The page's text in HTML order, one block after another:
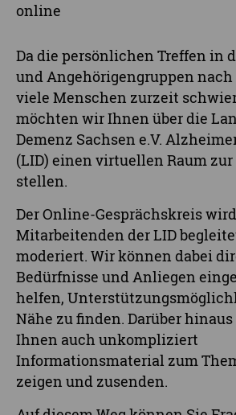
online
Da die persönlichen Treffen in
und Angehörigengruppen
viele Menschen zurzeit
möchten wir Ihnen über die
Demenz Sachsen e.V.
(LID) einen virtuellen Raum
stellen.
Der Online-Gesprächskreis
Mitarbeitenden der LID
moderiert. Wir können dabei
Bedürfnisse und Anliegen
helfen,
Nähe zu finden. Darüber
Ihnen auch unkompliziert
Informationsmaterial zum
zeigen und zusenden.